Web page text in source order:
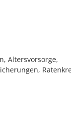
Altersvorsorge,